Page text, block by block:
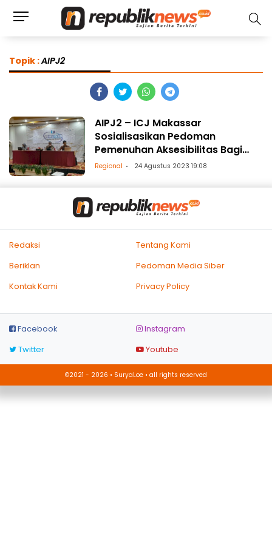
Topik :AIPJ2
AIPJ2 – ICJ Makassar
Sosialisasikan Pedoman
Pemenuhan Aksesibilitas Bagi
Penyandang Disabilitas
Regional 24 Agustus 2023 19:08
Redaksi
Tentang Kami
Beriklan
Pedoman Media Siber
Kontak Kami
Privacy Policy
Facebook
Instagram
Twitter
Youtube
©2021 - 2026 • SuryaLoe • all rights reserved